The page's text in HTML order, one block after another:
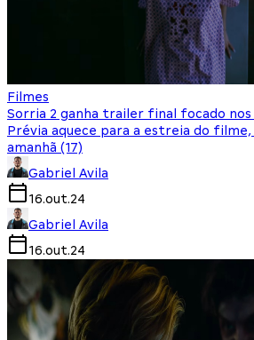
Filmes
Sorria 2 ganha trailer final focado
Prévia aquece para a estreia do
amanhã (17)
Gabriel Avila
16.out.24
Gabriel Avila
16.out.24